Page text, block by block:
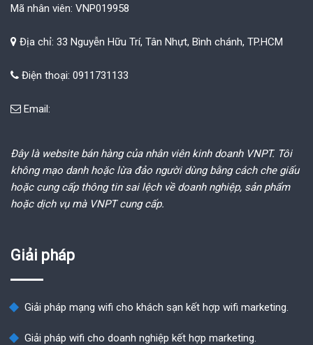
Mã nhân viên: VNP019958
Địa chỉ: 33 Nguyễn Hữu Trí, Tân Nhựt, Bình chánh, TP.HCM
Điện thoại: 0911731133
Email:
Đây là website bán hàng của nhân viên kinh doanh VNPT. Tôi
không mạo danh hoặc lừa đảo người dùng bằng cách che giấu
hoặc cung cấp thông tin sai lệch về doanh nghiệp, sản phẩm
hoặc dịch vụ mà VNPT cung cấp.
Giải pháp
Giải pháp mạng wifi cho khách sạn kết hợp wifi marketing.
Giải pháp wifi cho doanh nghiệp kết hợp marketing.